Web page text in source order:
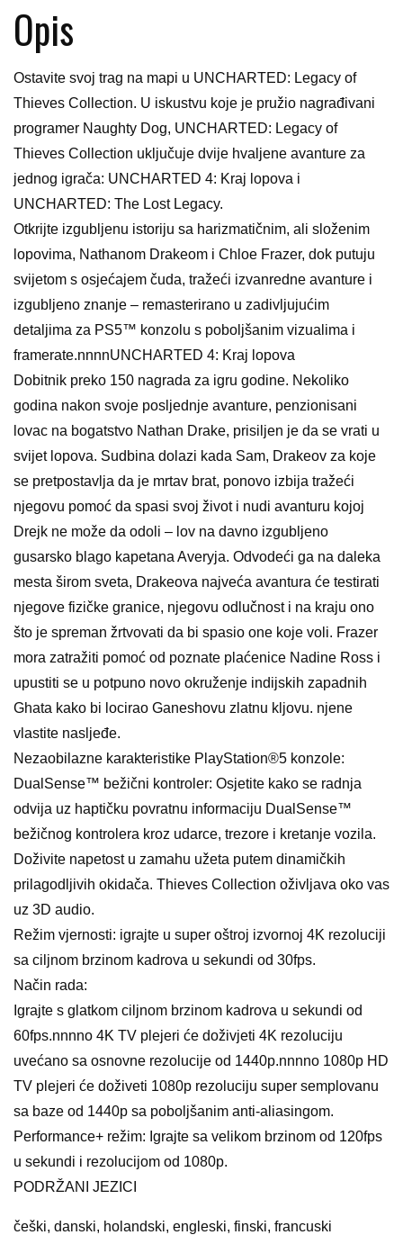
Opis
Ostavite svoj trag na mapi u UNCHARTED: Legacy of
Thieves Collection. U iskustvu koje je pružio nagrađivani
programer Naughty Dog, UNCHARTED: Legacy of
Thieves Collection uključuje dvije hvaljene avanture za
jednog igrača: UNCHARTED 4: Kraj lopova i
UNCHARTED: The Lost Legacy.
Otkrijte izgubljenu istoriju sa harizmatičnim, ali složenim
lopovima, Nathanom Drakeom i Chloe Frazer, dok putuju
svijetom s osjećajem čuda, tražeći izvanredne avanture i
izgubljeno znanje – remasterirano u zadivljujućim
detaljima za PS5™ konzolu s poboljšanim vizualima i
framerate.nnnnUNCHARTED 4: Kraj lopova
Dobitnik preko 150 nagrada za igru ​​godine. Nekoliko
godina nakon svoje posljednje avanture, penzionisani
lovac na bogatstvo Nathan Drake, prisiljen je da se vrati u
svijet lopova. Sudbina dolazi kada Sam, Drakeov za koje
se pretpostavlja da je mrtav brat, ponovo izbija tražeći
njegovu pomoć da spasi svoj život i nudi avanturu kojoj
Drejk ne može da odoli – lov na davno izgubljeno
gusarsko blago kapetana Averyja. Odvodeći ga na daleka
mesta širom sveta, Drakeova najveća avantura će testirati
njegove fizičke granice, njegovu odlučnost i na kraju ono
što je spreman žrtvovati da bi spasio one koje voli. Frazer
mora zatražiti pomoć od poznate plaćenice Nadine Ross i
upustiti se u potpuno novo okruženje indijskih zapadnih
Ghata kako bi locirao Ganeshovu zlatnu kljovu. njene
vlastite nasljeđe.
Nezaobilazne karakteristike PlayStation®5 konzole:
DualSense™ bežični kontroler: Osjetite kako se radnja
odvija uz haptičku povratnu informaciju DualSense™
bežičnog kontrolera kroz udarce, trezore i kretanje vozila.
Doživite napetost u zamahu užeta putem dinamičkih
prilagodljivih okidača. Thieves Collection oživljava oko vas
uz 3D audio.
Režim vjernosti: igrajte u super oštroj izvornoj 4K rezoluciji
sa ciljnom brzinom kadrova u sekundi od 30fps.
Način rada:
Igrajte s glatkom ciljnom brzinom kadrova u sekundi od
60fps.nnnno 4K TV plejeri će doživjeti 4K rezoluciju
uvećano sa osnovne rezolucije od 1440p.nnnno 1080p HD
TV plejeri će doživeti 1080p rezoluciju super semplovanu
sa baze od 1440p sa poboljšanim anti-aliasingom.
Performance+ režim: Igrajte sa velikom brzinom od 120fps
u sekundi i rezolucijom od 1080p.
PODRŽANI JEZICI
češki, danski, holandski, engleski, finski, francuski